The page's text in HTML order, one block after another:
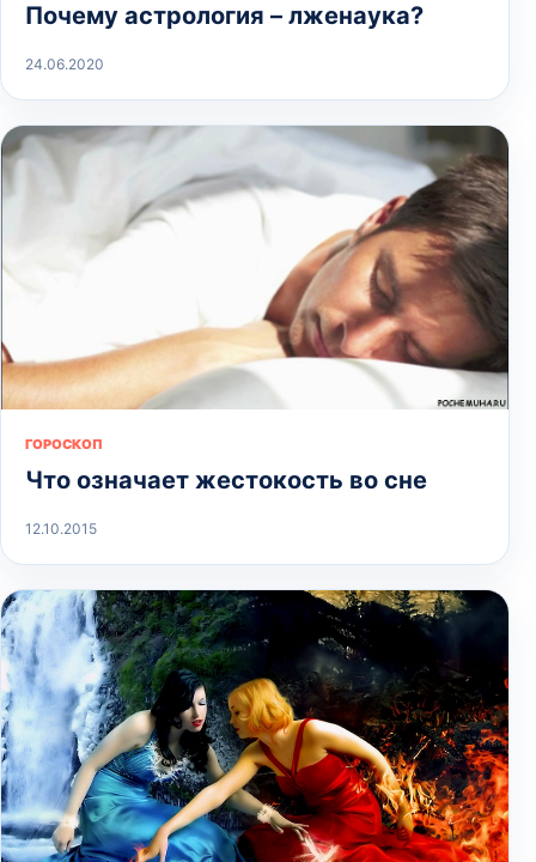
Почему астрология – лженаука?
24.06.2020
ГОРОСКОП
Что означает жестокость во сне
12.10.2015